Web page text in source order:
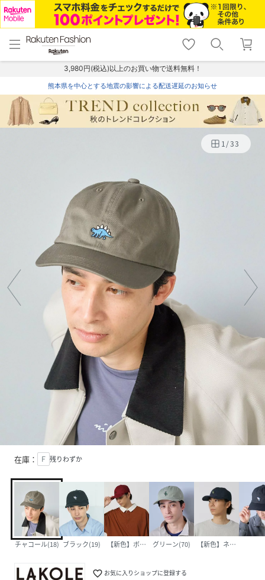
menu home
トップ
shopping_cart lock_outline
ログイン
3,980円(税込)以上のお買い物で送料無料！
熊本県を中心とする地震の影響による配送遅延のお知らせ
1/33
在庫： Ｆ 残りわずか
チャコール(18) ブラック(19) 【新色】ボルドー(38)グリーン(70) 【新色】ネイビー(88)
favorite_border お気に入りショップに登録する